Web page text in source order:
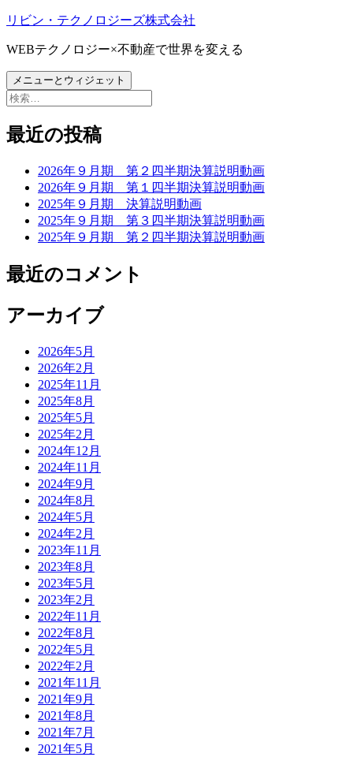
コ
テ
ン
ツ
へ
キ
リビン・テクノロジーズ株式会社
WEBテクノロジー×不動産で世界を変える
メニューとウィジェット
検
最近の投稿
2026年９月期 第２四半期決算説明動画
2026年９月期 第１四半期決算説明動画
2025年９月期 決算説明動画
2025年９月期 第３四半期決算説明動画
2025年９月期 第２四半期決算説明動画
最近のコメント
アーカイブ
2026年5月
2026年2月
2025年11月
2025年8月
2025年5月
2025年2月
2024年12月
2024年11月
2024年9月
2024年8月
2024年5月
2024年2月
2023年11月
2023年8月
2023年5月
2023年2月
2022年11月
2022年8月
2022年5月
2022年2月
2021年11月
2021年9月
2021年8月
2021年7月
2021年5月